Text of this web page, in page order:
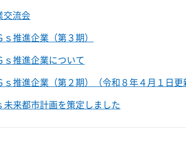
交流会
推進企業（第３期）
ｓ推進企業について
推進企業（第２期）（令和８年４月１日更
未来都市計画を策定しました